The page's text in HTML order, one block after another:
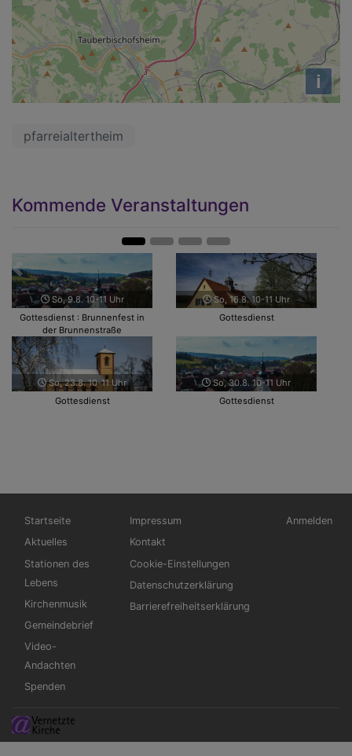
i
pfarreialtertheim
Kommende Veranstaltungen
So, 9.8. 10-11 Uhr
Gottesdienst : Brunnenfest in
der Brunnenstraße
So, 16.8. 10-11 Uhr
Gottesdienst
So, 23.8. 10-11 Uhr
Gottesdienst
So, 30.8. 10-11 Uhr
Gottesdienst
Zurück
Hauptnavigation
Startseite
Aktuelles
Stationen des
Lebens
Kirchenmusik
Gemeindebrief
Video-
Andachten
Spenden
Fußbereichsmenü
Impressum
Kontakt
Cookie-Einstellungen
Datenschutzerklärung
Barrierefreiheitserklärung
Anmelden